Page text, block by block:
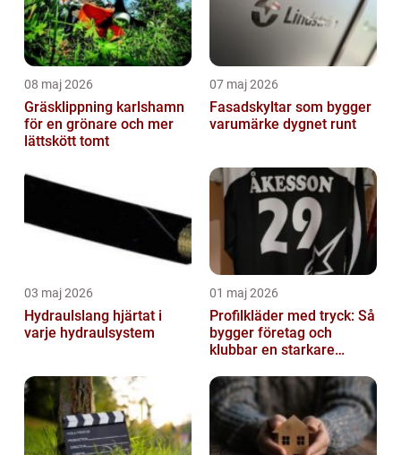
08 maj 2026
Gräsklippning karlshamn
för en grönare och mer
lättskött tomt
07 maj 2026
Fasadskyltar som bygger
varumärke dygnet runt
03 maj 2026
Hydraulslang hjärtat i
varje hydraulsystem
01 maj 2026
Profilkläder med tryck: Så
bygger företag och
klubbar en starkare